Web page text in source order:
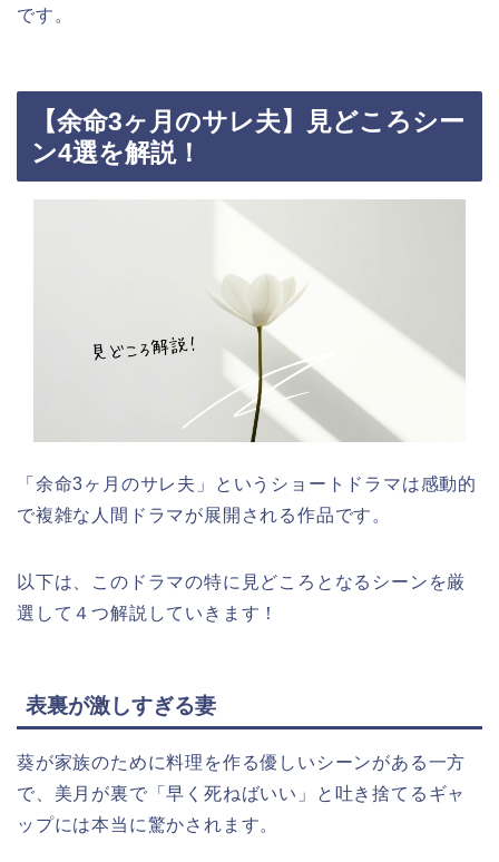
です。
【余命3ヶ月のサレ夫】見どころシー
ン4選を解説！
「余命3ヶ月のサレ夫」というショートドラマは感動的
で複雑な人間ドラマが展開される作品です。
以下は、このドラマの特に見どころとなるシーンを厳
選して４つ解説していきます！
表裏が激しすぎる妻
葵が家族のために料理を作る優しいシーンがある一方
で、美月が裏で「早く死ねばいい」と吐き捨てるギャ
ップには本当に驚かされます。